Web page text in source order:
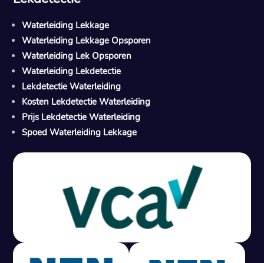
M
Gratis offerte in 24 uur
Geen lekkage? Geen betaling.
Waterleiding Lekkage
Waterleiding Lekkage Opsporen
Waterleiding Lek Opsporen
Waterleiding Lekdetectie
Lekdetectie Waterleiding
Kosten Lekdetectie Waterleiding
Prijs Lekdetectie Waterleiding
Spoed Waterleiding Lekkage